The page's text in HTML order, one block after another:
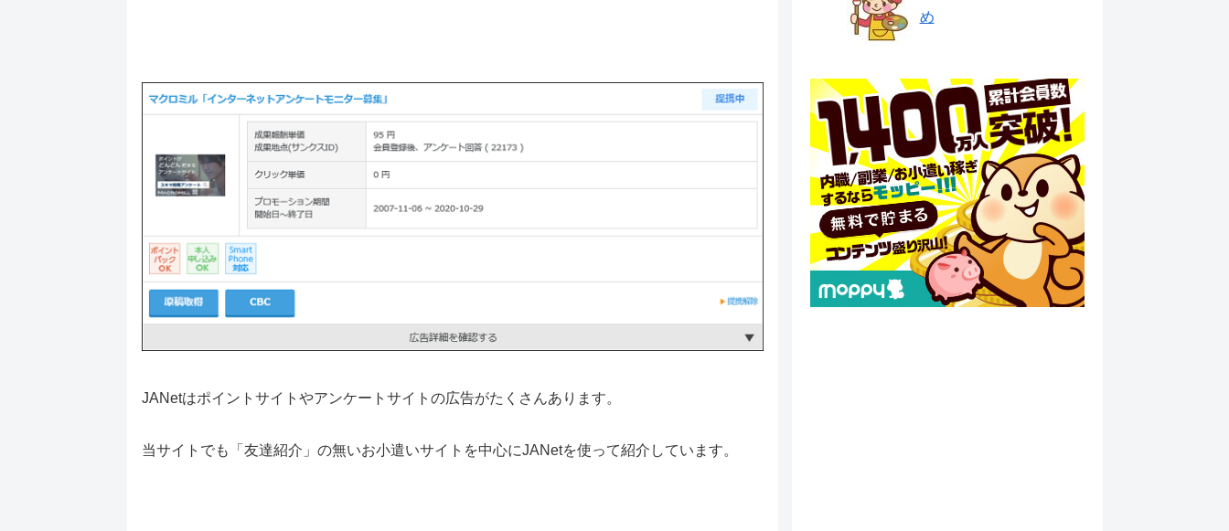
JANetはポイントサイトやアンケートサイトの広告がたくさんあります。
当サイトでも「友達紹介」の無いお小遣いサイトを中心にJANetを使って紹介しています。
め